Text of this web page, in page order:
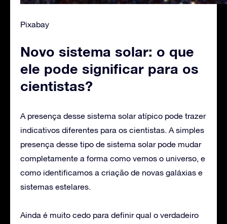
Pixabay
Novo sistema solar: o que
ele pode significar para os
cientistas?
A presença desse sistema solar atípico pode trazer
indicativos diferentes para os cientistas. A simples
presença desse tipo de sistema solar pode mudar
completamente a forma como vemos o universo, e
como identificamos a criação de novas galáxias e
sistemas estelares.
Ainda é muito cedo para definir qual o verdadeiro